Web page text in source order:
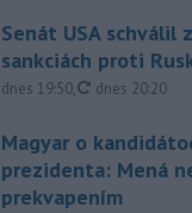
Senát USA schválil
sankciách proti
dnes 19:50, aktualizované
dnes 20:20
Magyar o
prezidenta: Mená
prekvapením